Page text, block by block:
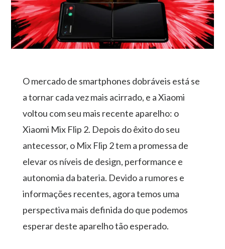
O mercado de smartphones dobráveis está se
a tornar cada vez mais acirrado, e a Xiaomi
voltou com seu mais recente aparelho: o
Xiaomi Mix Flip 2. Depois do êxito do seu
antecessor, o Mix Flip 2 tem a promessa de
elevar os níveis de design, performance e
autonomia da bateria. Devido a rumores e
informações recentes, agora temos uma
perspectiva mais definida do que podemos
esperar deste aparelho tão esperado.